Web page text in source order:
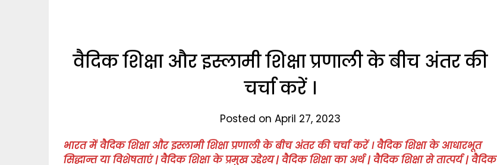
वैदिक शिक्षा और इस्लामी शिक्षा प्रणाली के बीच अंतर की
चर्चा करें ।
Posted on April 27, 2023
भारत में वैदिक शिक्षा और इस्लामी शिक्षा प्रणाली के बीच अंतर की चर्चा करें ।वैदिक शिक्षा के आधारभूत
सिद्धान्त या विशेषताएं|वैदिक शिक्षा के प्रमुख उद्देश्य| वैदिक शिक्षा का अर्थ | वैदिक शिक्षा से तात्पर्य | वैदिक